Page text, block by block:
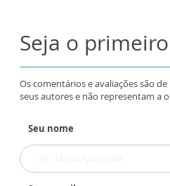
Seja o
Os comentários e avaliações são
seus autores e não representam a
Seu nome